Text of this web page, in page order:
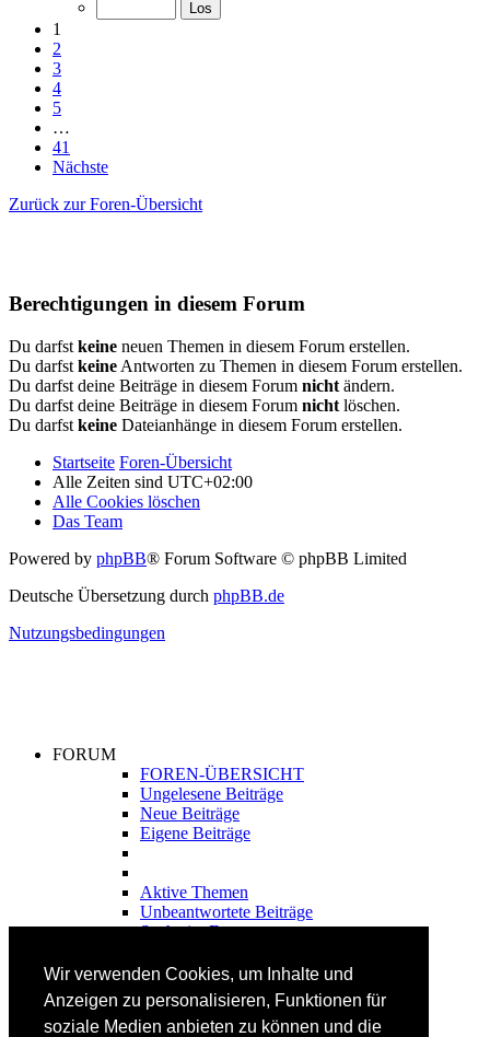
Wir verwenden Cookies, um Inhalte und
Anzeigen zu personalisieren, Funktionen für
soziale Medien anbieten zu können und die
1
2
3
4
5
…
41
Nächste
Zurück zur Foren-Übersicht
Berechtigungen in diesem Forum
Du darfst keine neuen Themen in diesem Forum erstellen.
Du darfst keine Antworten zu Themen in diesem Forum erstellen.
Du darfst deine Beiträge in diesem Forum nicht ändern.
Du darfst deine Beiträge in diesem Forum nicht löschen.
Du darfst keine Dateianhänge in diesem Forum erstellen.
Startseite Foren-Übersicht
Alle Zeiten sind UTC+02:00
Alle Cookies löschen
Das Team
Powered by phpBB® Forum Software © phpBB Limited
Deutsche Übersetzung durch phpBB.de
Nutzungsbedingungen
FORUM
FOREN-ÜBERSICHT
Ungelesene Beiträge
Neue Beiträge
Eigene Beiträge
Aktive Themen
Unbeantwortete Beiträge
Suche im Forum
FAHRTECHNIK
Fortgeschrittene
Lehrplan